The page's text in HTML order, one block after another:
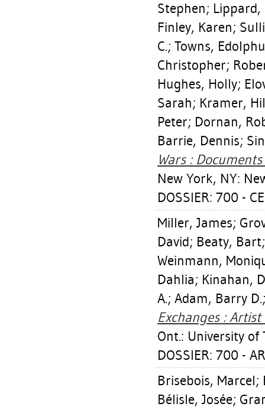
Stephen; Lippard,
Finley, Karen;
C.; Towns,
Christopher;
Hughes, Holly;
Sarah; Kramer,
Peter; Dornan,
Barrie, Dennis;
Wars :
New York, NY:
DOSSIER: 700 -
Miller, James;
David; Beaty, Bart
Weinmann,
Dahlia; Kinahan,
A.; Adam, Barry D.
Exchanges :
Ont.: University of
DOSSIER: 700 -
Brisebois, Marcel;
Bélisle, Josée;